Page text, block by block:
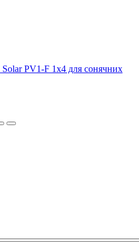
PV1-F 1х4 для сонячних